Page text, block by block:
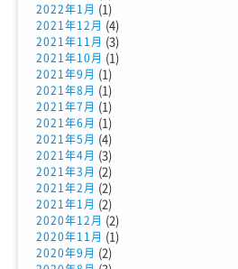
2022年1月 (1)
2021年12月 (4)
2021年11月 (3)
2021年10月 (1)
2021年9月 (1)
2021年8月 (1)
2021年7月 (1)
2021年6月 (1)
2021年5月 (4)
2021年4月 (3)
2021年3月 (2)
2021年2月 (2)
2021年1月 (2)
2020年12月 (2)
2020年11月 (1)
2020年9月 (2)